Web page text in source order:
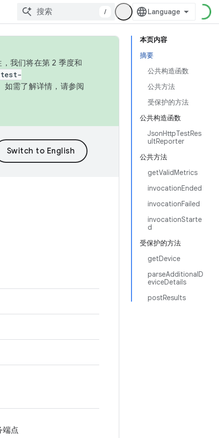
/
本页内容
摘要
公共构造函数
公共方法
受保护的方法
公共构造函数
JsonHttpTestRes
ultReporter
公共方法
getValidMetrics
invocationEnded
invocationFailed
invocationStarte
d
受保护的方法
getDevice
parseAdditionalD
eviceDetails
postResults
我们将在第 2 季度和
如需了解详情，请参阅
端点